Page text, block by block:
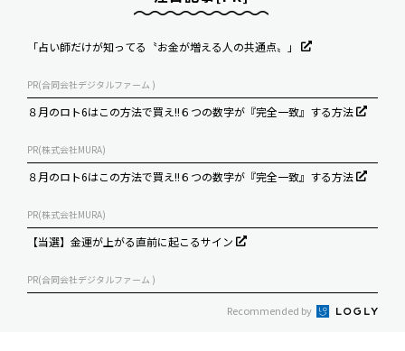
「占い師だけが知ってる〝お金が増える人の共通点〟」
PR(合同会社デジタルファーム )
８月のロト6はこの方法で買え!!６つの数字が『完全一致』する方法
PR(株式会社MURA)
８月のロト6はこの方法で買え!!６つの数字が『完全一致』する方法
PR(株式会社MURA)
【当選】金運が上がる直前に起こるサイン
PR(合同会社デジタルファーム )
Recommended by